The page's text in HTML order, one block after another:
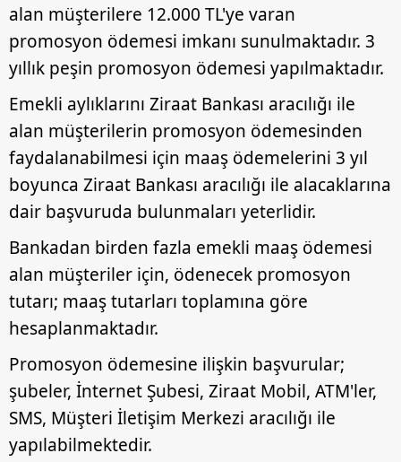
alan müşterilere 12.000 TL'ye varan
promosyon ödemesi imkanı sunulmaktadır. 3
yıllık peşin promosyon ödemesi yapılmaktadır.
Emekli aylıklarını Ziraat Bankası aracılığı ile
alan müşterilerin promosyon ödemesinden
faydalanabilmesi için maaş ödemelerini 3 yıl
boyunca Ziraat Bankası aracılığı ile alacaklarına
dair başvuruda bulunmaları yeterlidir.
Bankadan birden fazla emekli maaş ödemesi
alan müşteriler için, ödenecek promosyon
tutarı; maaş tutarları toplamına göre
hesaplanmaktadır.
Promosyon ödemesine ilişkin başvurular;
şubeler, İnternet Şubesi, Ziraat Mobil, ATM'ler,
SMS, Müşteri İletişim Merkezi aracılığı ile
yapılabilmektedir.